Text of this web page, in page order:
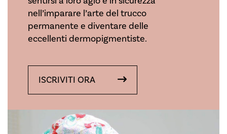
nell’imparare l’arte del trucco
permanente e diventare delle
eccellenti dermopigmentiste.
ISCRIVITI ORA